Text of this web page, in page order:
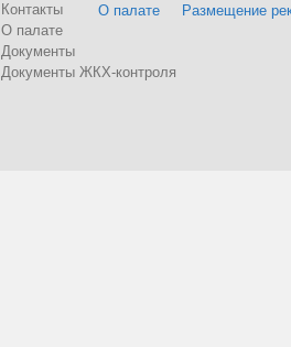
Контакты
О палате
Документы
Документы ЖКХ-контроля
О палате Размещение